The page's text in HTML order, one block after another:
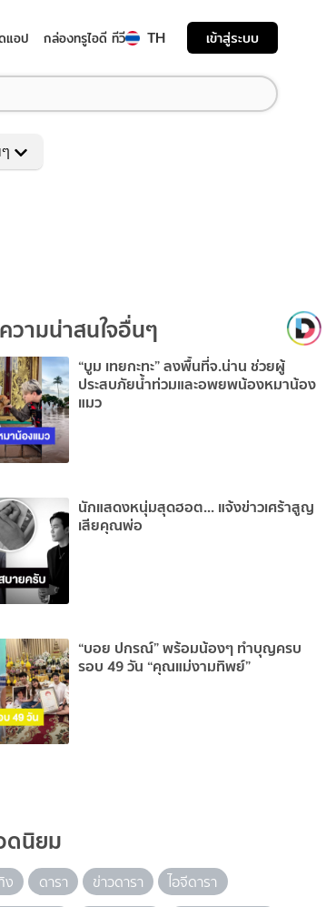
แอป กล่องทรูไอดี ทีวี TH เข้าสู่ระบบ
วามน่าสนใจอื่นๆ
“บูม เทยกะทะ” ลงพื้นที่จ.น่าน ช่วยผู้
ประสบภัยน้ำท่วมและอพยพน้องหมาน้อง
แมว
นักแสดงหนุ่มสุดฮอต... แจ้งข่าวเศร้าสูญ
เสียคุณพ่อ
“บอย ปกรณ์” พร้อมน้องๆ ทำบุญครบ
รอบ 49 วัน “คุณแม่งามทิพย์”
ดนิยม
ง ดารา ข่าวดารา
ไอจีดารา